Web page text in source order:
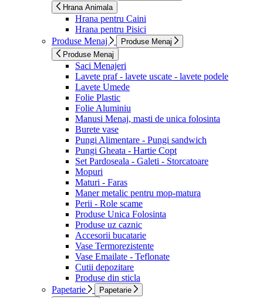
Hrana Animala
Hrana pentru Caini
Hrana pentru Pisici
Produse Menaj
Produse Menaj
Produse Menaj
Saci Menajeri
Lavete praf - lavete uscate - lavete podele
Lavete Umede
Folie Plastic
Folie Aluminiu
Manusi Menaj, masti de unica folosinta
Burete vase
Pungi Alimentare - Pungi sandwich
Pungi Gheata - Hartie Copt
Set Pardoseala - Galeti - Storcatoare
Mopuri
Maturi - Faras
Maner metalic pentru mop-matura
Perii - Role scame
Produse Unica Folosinta
Produse uz caznic
Accesorii bucatarie
Vase Termorezistente
Vase Emailate - Teflonate
Cutii depozitare
Produse din sticla
Papetarie
Papetarie